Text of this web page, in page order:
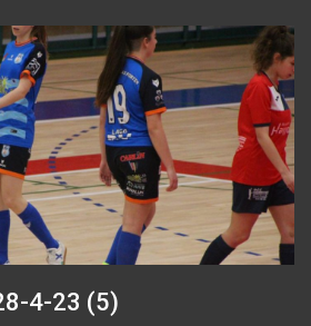
4-23 (5)